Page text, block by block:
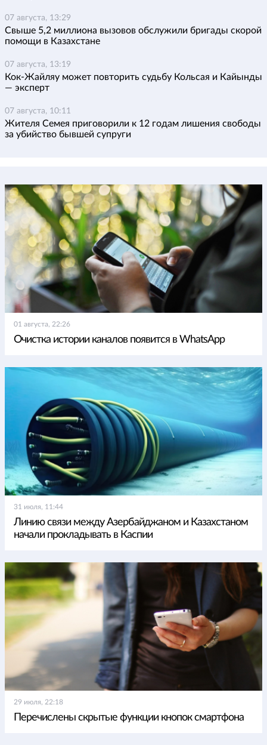
07 августа, 13:29
Свыше 5,2 миллиона вызовов обслужили бригады скорой
помощи в Казахстане
07 августа, 13:19
Кок-Жайляу может повторить судьбу Кольсая и Кайынды
— эксперт
07 августа, 10:11
Жителя Семея приговорили к 12 годам лишения свободы
за убийство бывшей супруги
01 августа, 22:26
Очистка истории каналов появится в WhatsApp
31 июля, 11:44
Линию связи между Азербайджаном и Казахстаном
начали прокладывать в Каспии
29 июля, 22:18
Перечислены скрытые функции кнопок смартфона